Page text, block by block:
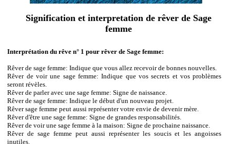
Signification et interpretation de rêver de Sage
femme
Interprétation du rêve n° 1 pour rêver de Sage femme:
Rêver de sage femme: Indique que vous allez recevoir de bonnes nouvelles.
Rêver de voir une sage femme: Indique que vos secrets et vos problèmes
seront révèles.
Rêver de parler avec une sage femme: Signe de naissance.
Rêver de sage femme: Indique le début d'un nouveau projet.
Rêver sage femme peut aussi représenter votre envie de devenir mère.
Rêver d'être une sage femme: Signe de grandes responsabilités.
Rêver de voir une sage femme à la maison: Signe de prochaine naissance.
Rêver de sage femme peut aussi représenter les soucis et les angoisses
inutiles.